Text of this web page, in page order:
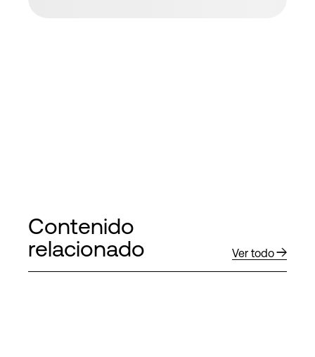
Contenido
relacionado
Ver todo